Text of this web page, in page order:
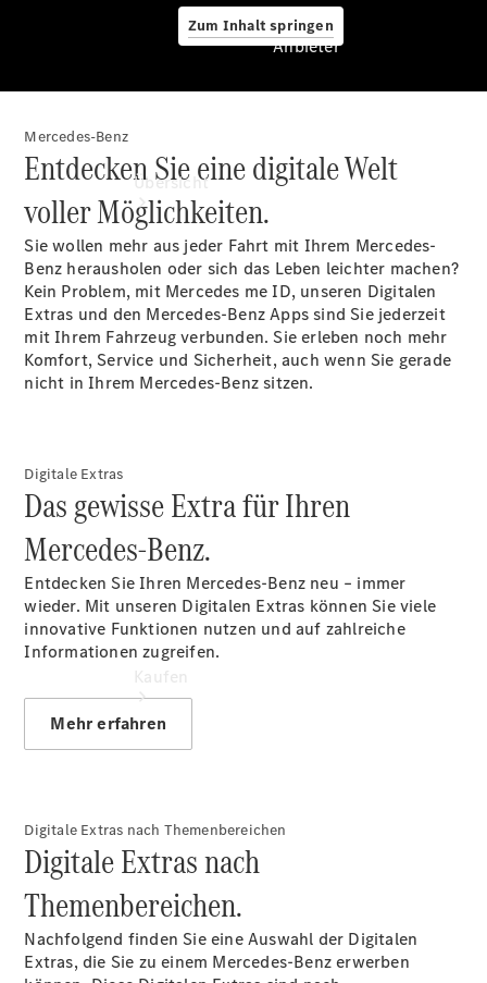
Zum Inhalt springen
Übersicht
Startseite
Ansprechpartner
Übersicht
Gebrauchtwagensuche
Junge
Sterne -
elektrisch
Anbieter
Mercedes-Benz
Entdecken Sie eine digitale Welt
voller Möglichkeiten.
Sie wollen mehr aus jeder Fahrt mit Ihrem Mercedes-
Benz herausholen oder sich das Leben leichter machen?
Kein Problem, mit Mercedes me ID, unseren Digitalen
Extras und den Mercedes-Benz Apps sind Sie jederzeit
mit Ihrem Fahrzeug verbunden. Sie erleben noch mehr
Komfort, Service und Sicherheit, auch wenn Sie gerade
nicht in Ihrem Mercedes-Benz sitzen.
Digitale Extras
Das gewisse Extra für Ihren
Mercedes‑Benz.
Entdecken Sie Ihren Mercedes-Benz neu – immer
wieder. Mit unseren Digitalen Extras können Sie viele
innovative Funktionen nutzen und auf zahlreiche
Informationen zugreifen.
Mehr erfahren
Digitale Extras nach Themenbereichen
Digitale Extras nach
Themenbereichen.
Nachfolgend finden Sie eine Auswahl der Digitalen
Extras, die Sie zu einem Mercedes-Benz erwerben